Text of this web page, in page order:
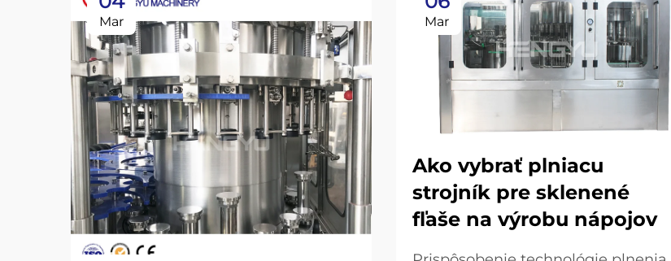
Mar Mar
Ako vybrať plniacu
strojník pre sklenené
fľaše na výrobu nápojov